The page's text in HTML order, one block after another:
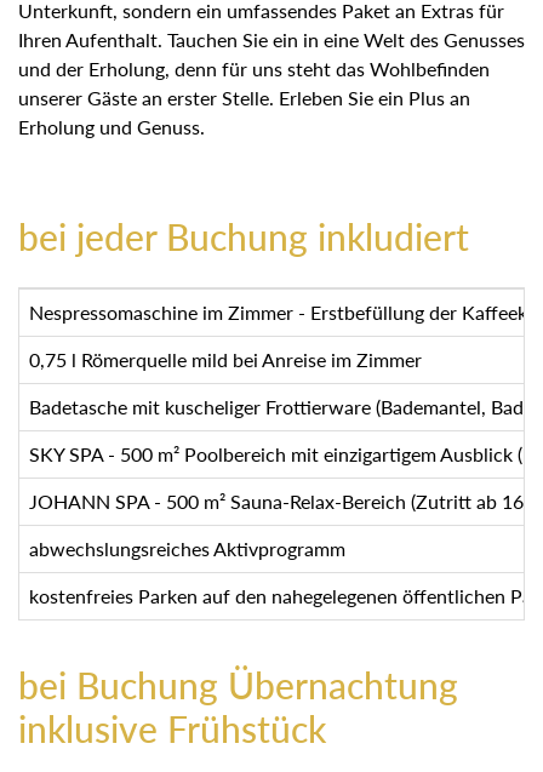
eine Unterkunft, sondern ein umfassendes Paket an Extras
für Ihren Aufenthalt. Tauchen Sie ein in eine Welt des
Genusses und der Erholung, denn für uns steht das
Wohlbefinden unserer Gäste an erster Stelle. Erleben Sie
ein Plus an Erholung und Genuss.
bei jeder Buchung inkludiert
Nespressomaschine im Zimmer - Erstbefüllung der
0,75 l Römerquelle mild bei Anreise im Zimmer
Badetasche mit kuscheliger Frottierware (Bademantel,
SKY SPA - 500 m² Poolbereich mit einzigartigem
JOHANN SPA - 500 m² Sauna-Relax-Bereich (Zutritt ab
abwechslungsreiches Aktivprogramm
kostenfreies Parken auf den nahegelegenen öffentlichen
bei Buchung Übernachtung
inklusive Frühstück